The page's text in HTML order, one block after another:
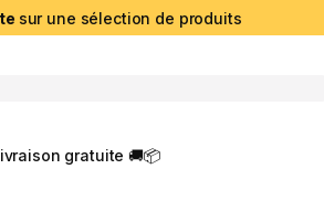
sur une sélection de produits
gratuite 🚚📦